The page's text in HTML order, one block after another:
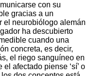
con su
gracias a un
el neurobiólogo alemán
ha descubierto
cuando una
concreta, es decir,
el riego sanguíneo en
afectado piense ‘sí’ o